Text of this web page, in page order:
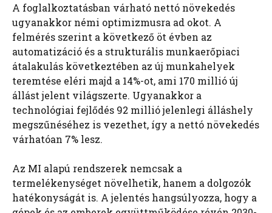
A foglalkoztatásban várható nettó növekedés
ugyanakkor némi optimizmusra ad okot. A
felmérés szerint a következő öt évben az
automatizáció és a strukturális munkaerőpiaci
átalakulás következtében az új munkahelyek
teremtése eléri majd a 14%-ot, ami 170 millió új
állást jelent világszerte. Ugyanakkor a
technológiai fejlődés 92 millió jelenlegi álláshely
megszűnéséhez is vezethet, így a nettó növekedés
várhatóan 7% lesz.
Az MI alapú rendszerek nemcsak a
termelékenységet növelhetik, hanem a dolgozók
hatékonyságát is. A jelentés hangsúlyozza, hogy a